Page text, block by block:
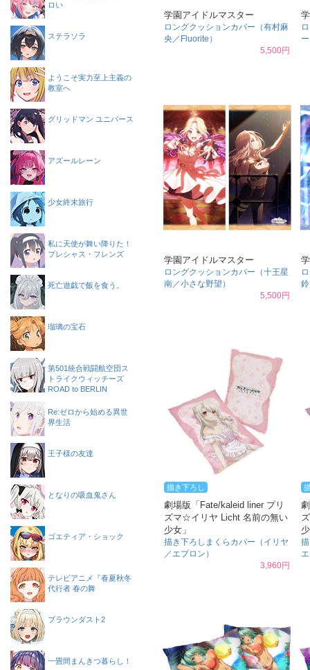
学園アイドルマスター
ロングクッションカバー（有村麻
央／Fluorite）
5,500円
学園アイドルマスター
ロングクッションカバー（十王星
南／小さな野望）
5,500円
描き下ろし
劇場版「Fate/kaleid liner プリ
ズマ☆イリヤ Licht 名前の無い
少女」
描き下ろしまくらカバー（イリヤ
／エプロン）
3,960円
ロい
ステラソラ
ようこそ実力至上主義の
教室へ
グリッドマン ユニバース
アズールレーン
少女終末旅行
私に天使が舞い降りた！
プレシャス・フレンズ
死亡遊戯で飯を食う。
瑠璃の宝石
第501統合戦闘航空団ス
トライクウィッチーズ
ROAD to BERLIN
Re:ゼロから始める異世
界生活
王子様の友達
となりの吸血鬼さん
ゴエティア・ショック
テレビアニメ『春夏秋冬
代行者 春の舞
ブラウンダスト2
一畳間まんきつ暮らし！